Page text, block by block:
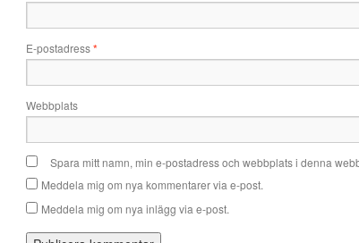
E-postadress*
Webbplats
Spara mitt namn, min e-postadress och webbplats i denna
Meddela mig om nya kommentarer via e-post.
Meddela mig om nya inlägg via e-post.